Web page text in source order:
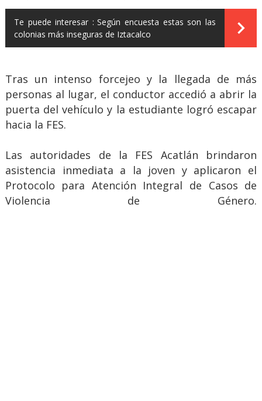
Te puede interesar : Según encuesta estas son las
colonias más inseguras de Iztacalco
Tras un intenso forcejeo y la llegada de más
personas al lugar, el conductor accedió a abrir la
puerta del vehículo y la estudiante logró escapar
hacia la FES.
Las autoridades de la FES Acatlán brindaron
asistencia inmediata a la joven y aplicaron el
Protocolo para Atención Integral de Casos de
Violencia de Género.